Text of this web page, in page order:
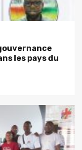
les pays du